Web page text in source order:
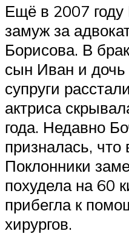
Ещё в 2007
замуж за
Борисова. В
сын Иван и
супруги
актриса
года. Недавно
призналась,
Поклонники
похудела на 60
прибегла к
хирургов.